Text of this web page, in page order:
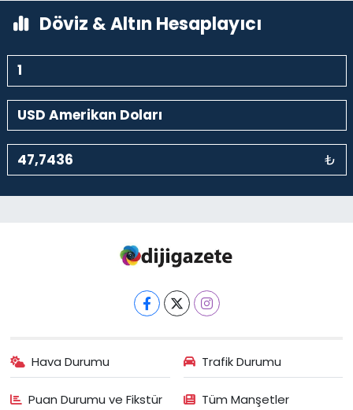
Döviz & Altın Hesaplayıcı
₺
Hava Durumu Trafik Durumu
Puan Durumu ve Fikstür Tüm Manşetler